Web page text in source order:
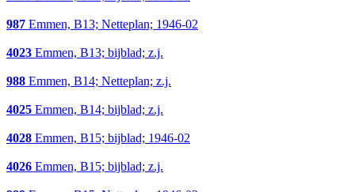
987 Emmen, B13; Netteplan; 1946-02
4023 Emmen, B13; bijblad; z.j.
988 Emmen, B14; Netteplan; z.j.
4025 Emmen, B14; bijblad; z.j.
4028 Emmen, B15; bijblad; 1946-02
4026 Emmen, B15; bijblad; z.j.